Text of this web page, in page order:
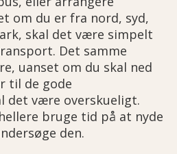
om du er fra nord, syd,
skal det være simpelt
Det samme
uanset om du skal ned
til de gode
det være overskueligt.
bruge tid på at nyde
den.